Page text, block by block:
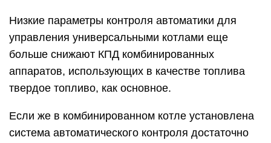
Низкие параметры контроля автоматики для
управления универсальными котлами еще
больше снижают КПД комбинированных
аппаратов, использующих в качестве топлива
твердое топливо, как основное.
Если же в комбинированном котле установлена
система автоматического контроля достаточно